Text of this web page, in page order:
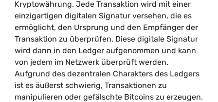
Kryptowährung. Jede Transaktion wird mit einer
einzigartigen digitalen Signatur versehen, die es
ermöglicht, den Ursprung und den Empfänger der
Transaktion zu überprüfen. Diese digitale Signatur
wird dann in den Ledger aufgenommen und kann
von jedem im Netzwerk überprüft werden.
Aufgrund des dezentralen Charakters des Ledgers
ist es äußerst schwierig, Transaktionen zu
manipulieren oder gefälschte Bitcoins zu erzeugen.